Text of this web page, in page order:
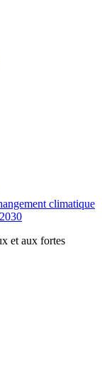
climatique
et aux fortes